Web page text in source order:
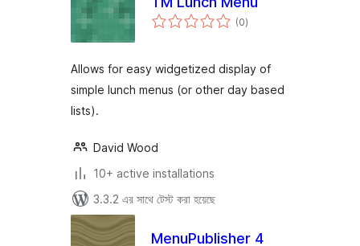
(0total
ratings
)
Allows for easy widgetized display of
simple lunch menus (or other day based
lists).
David Wood
10+ active installations
3.3.2 এর সাথে টেস্ট করা হয়েছে
MenuPublisher 4